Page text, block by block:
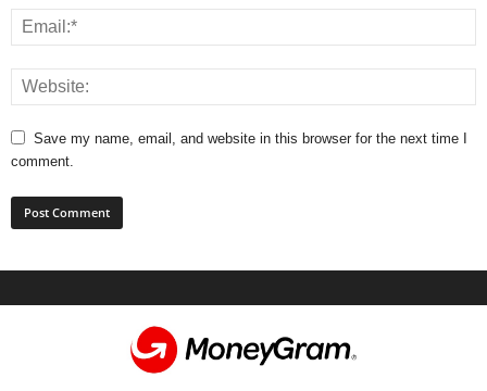
Save my name, email, and website in this browser for the next time I
comment.